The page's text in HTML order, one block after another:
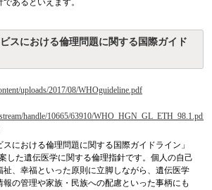
あるといえます。
スにおける倫理問題に関する国際ガイド
uploads/2017/08/WHOguideline.pdf
handle/10665/63910/WHO_HGN_GL_ETH_98.1.pdf?
スにおける倫理問題に関する国際ガイドライン」
した遺伝医学に関する倫理指針です。個人の自己
、幸福といった原則に立脚しながら、遺伝医学
の管理や家族・民族への配慮といった事柄にも